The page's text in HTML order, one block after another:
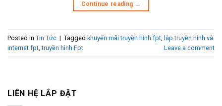
Continue reading →
Posted in Tin Tức | Tagged khuyến mãi truyền hình fpt lắp truyền hình và
internet fpt ,truyền hình Fpt Leave a comment
LIÊN HỆ LẮP ĐẶT